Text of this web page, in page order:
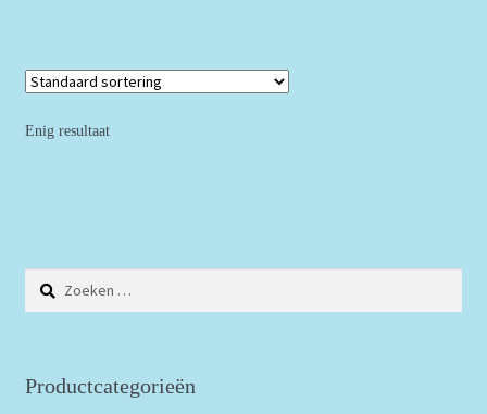
Enig resultaat
Zoeken
naar:
Productcategorieën